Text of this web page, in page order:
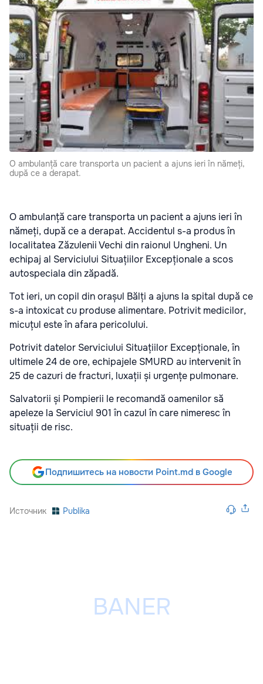
O ambulanță care transporta un pacient a ajuns ieri în nămeți,
după ce a derapat.
O ambulanță care transporta un pacient a ajuns ieri în
nămeți, după ce a derapat. Accidentul s-a produs în
localitatea Zăzulenii Vechi din raionul Ungheni. Un
echipaj al Serviciului Situațiilor Excepționale a scos
autospeciala din zăpadă.
Tot ieri, un copil din orașul Bălți a ajuns la spital după ce
s-a intoxicat cu produse alimentare. Potrivit medicilor,
micuțul este în afara pericolului.
Potrivit datelor Serviciului Situațiilor Excepționale, în
ultimele 24 de ore, echipajele SMURD au intervenit în
25 de cazuri de fracturi, luxații și urgențe pulmonare.
Salvatorii și Pompierii le recomandă oamenilor să
apeleze la Serviciul 901 în cazul în care nimeresc în
situații de risc.
Подпишитесь на новости Point.md в Google
Источник Publika